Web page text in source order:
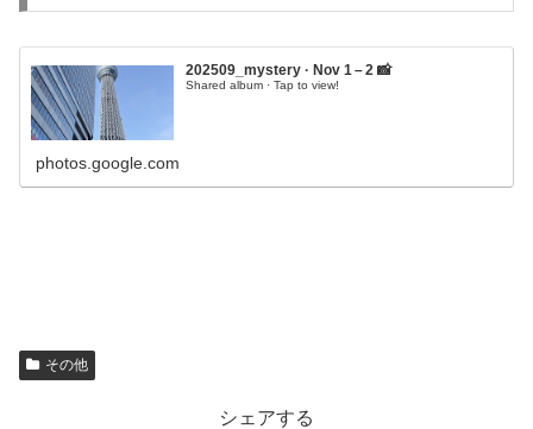
202509_mystery · Nov 1 – 2 📸
Shared album · Tap to view!
photos.google.com
その他
シェアする